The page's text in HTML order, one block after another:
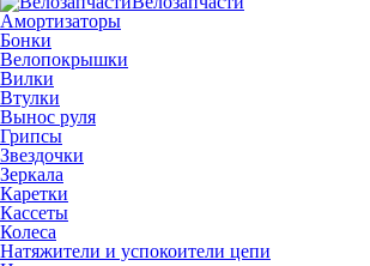
Амортизаторы
Бонки
Велопокрышки
Вилки
Втулки
Вынос руля
Грипсы
Звездочки
Зеркала
Каретки
Кассеты
Колеса
Натяжители и успокоители цепи